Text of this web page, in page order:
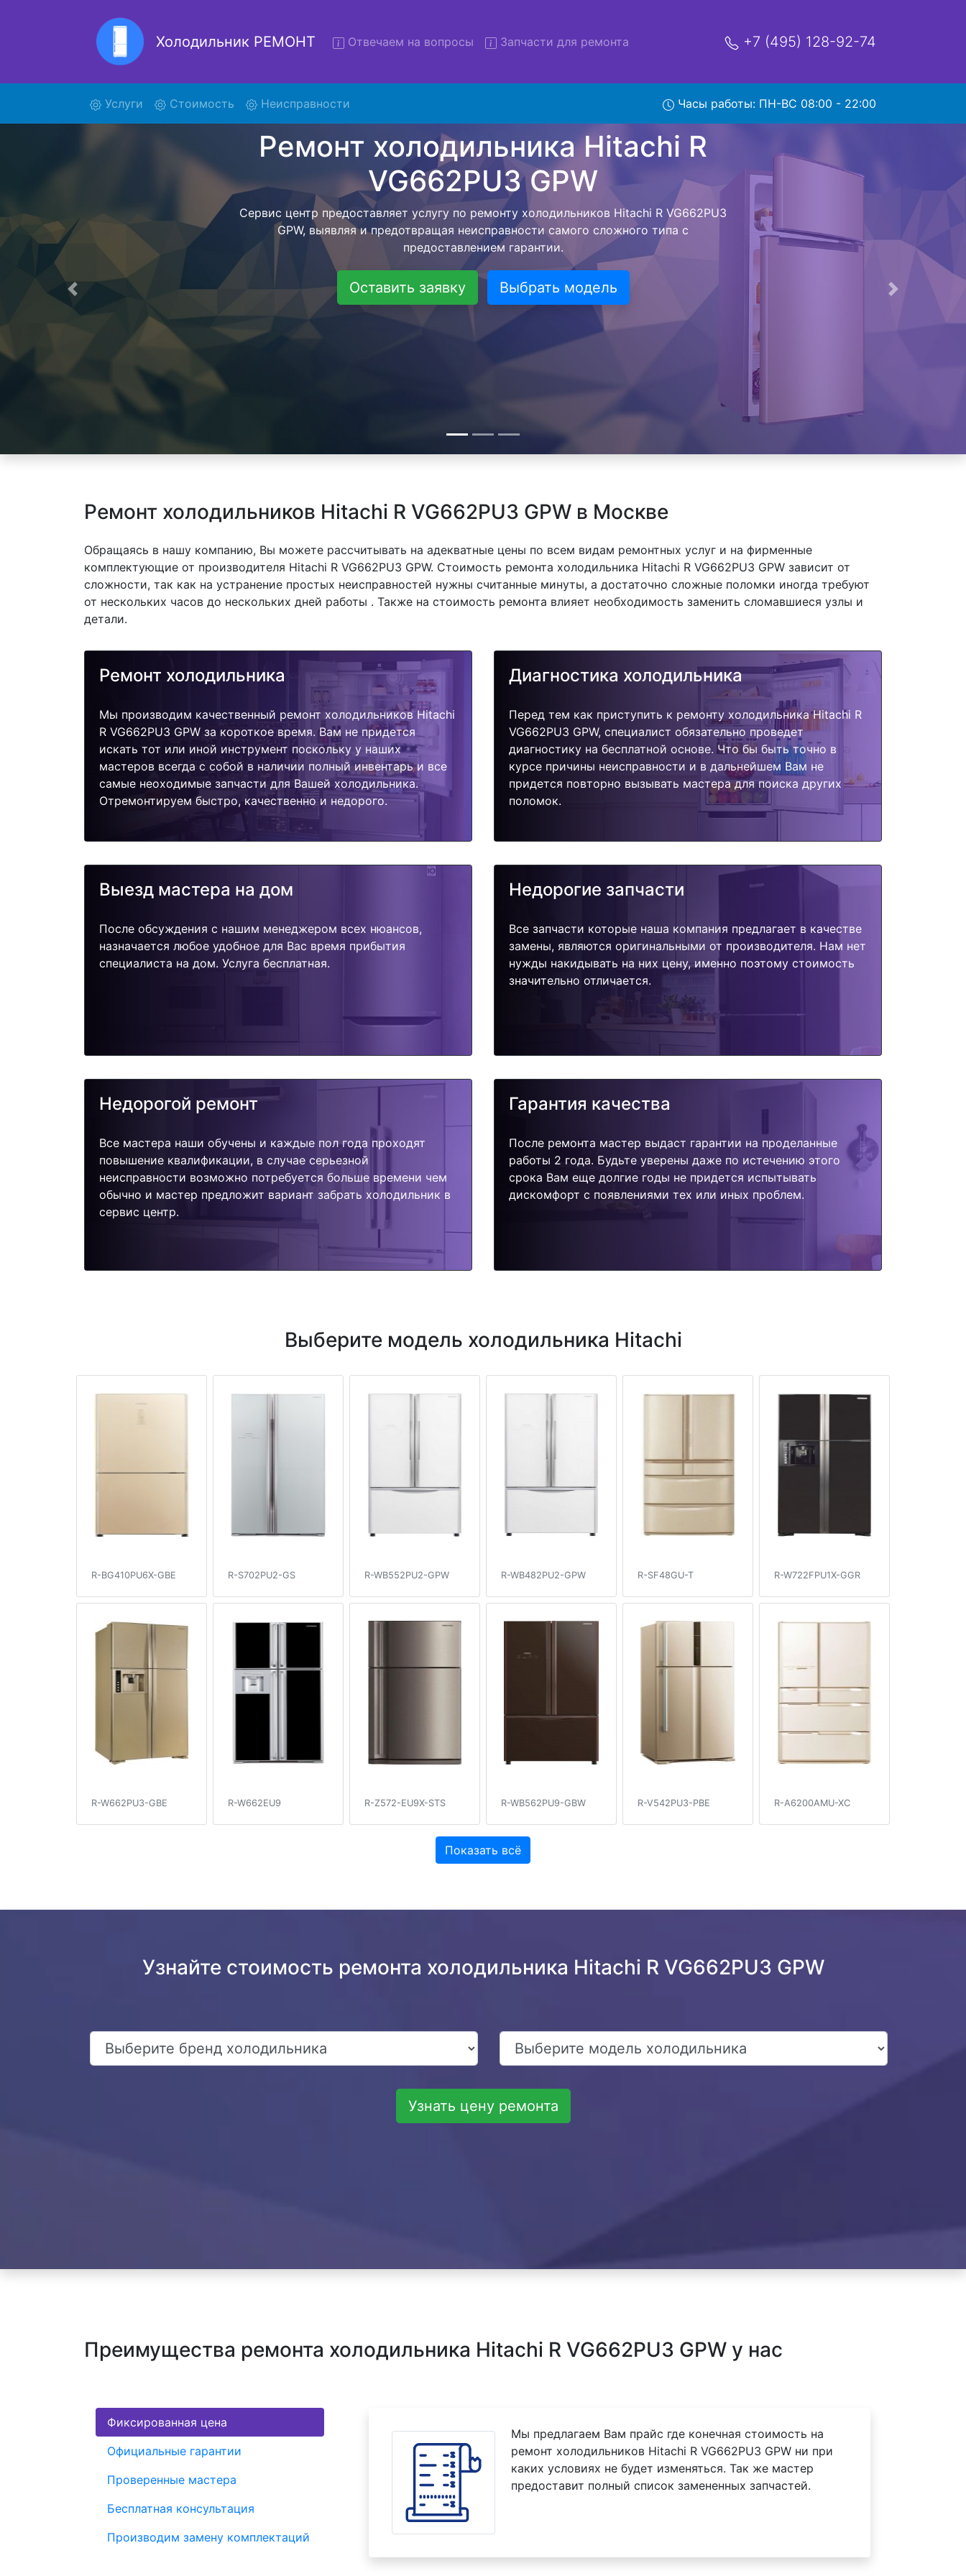
Холодильник РЕМОНТ Отвечаем на вопросы Запчасти для ремонта +7 (495) 128-92-74
Услуги (current)Стоимость Неисправности Часы работы: ПН-ВС 08:00 - 22:00
VG662PU3 GPW с вывозом
Ремонт холодильников с вывозом - чтобы клиент не тратил свое время и деньги на
поиски курьерской службы, наш мастер сам заберет холодильник Hitachi R
VG662PU3 GPW и отвезет в сервисный центр. Ремонт холодильника Hitachi R
VG662PU3 GPW осуществляется внутри сервисного центра, тем самым Вам не
предстоит ожидать мастера как закончит с ремонтом. Перед тем как холодильная
техника сдается, согласовывается конечная стоимость работ и в дальнейшем
фиксируется. Перечень бесплатных услуг от компании - Доставка холодильников ,
выезд специалиста, консультирование и диагностика.
Оставить заявку Выбрать модель
Предыдущая Следующая
Ремонт холодильников Hitachi R VG662PU3 GPW в Москве
Обращаясь в нашу компанию, Вы можете рассчитывать на адекватные цены по всем видам ремонтных услуг и на фирменные
комплектующие от производителя Hitachi R VG662PU3 GPW. Стоимость ремонта холодильника Hitachi R VG662PU3 GPW зависит от
сложности, так как на устранение простых неисправностей нужны считанные минуты, а достаточно сложные поломки иногда требуют
от нескольких часов до нескольких дней работы . Также на стоимость ремонта влияет необходимость заменить сломавшиеся узлы и
детали.
Ремонт холодильника
Мы производим качественный ремонт холодильников Hitachi
R VG662PU3 GPW за короткое время. Вам не придется
искать тот или иной инструмент поскольку у наших
мастеров всегда с собой в наличии полный инвентарь и все
самые неоходимые запчасти для Вашей холодильника.
Отремонтируем быстро, качественно и недорого.
Диагностика холодильника
Перед тем как приступить к ремонту холодильника Hitachi R
VG662PU3 GPW, специалист обязательно проведет
диагностику на бесплатной основе. Что бы быть точно в
курсе причины неисправности и в дальнейшем Вам не
придется повторно вызывать мастера для поиска других
поломок.
Выезд мастера на дом
После обсуждения с нашим менеджером всех нюансов,
назначается любое удобное для Вас время прибытия
специалиста на дом. Услуга бесплатная.
Недорогие запчасти
Все запчасти которые наша компания предлагает в качестве
замены, являются оригинальными от производителя. Нам нет
нужды накидывать на них цену, именно поэтому стоимость
значительно отличается.
Недорогой ремонт
Все мастера наши обучены и каждые пол года проходят
повышение квалификации, в случае серьезной
неисправности возможно потребуется больше времени чем
обычно и мастер предложит вариант забрать холодильник в
сервис центр.
Гарантия качества
После ремонта мастер выдаст гарантии на проделанные
работы 2 года. Будьте уверены даже по истечению этого
срока Вам еще долгие годы не придется испытывать
дискомфорт с появлениями тех или иных проблем.
Выберите модель холодильника Hitachi
R-BG410PU6X-GBE R-S702PU2-GS R-WB552PU2-GPW R-WB482PU2-GPW R-SF48GU-T R-W722FPU1X-GGR
R-W662PU3-GBE R-W662EU9 R-Z572-EU9X-STS R-WB562PU9-GBW R-V542PU3-PBE R-A6200AMU-XC
Показать всё
Узнайте стоимость ремонта холодильника Hitachi R VG662PU3 GPW
Узнать цену ремонта
Преимущества ремонта холодильника Hitachi R VG662PU3 GPW у нас
Фиксированная цена
Официальные гарантии
Проверенные мастера
Бесплатная консультация
Производим замену комплектаций
Мы предлагаем Вам прайс где конечная стоимость на
ремонт холодильников Hitachi R VG662PU3 GPW ни при
каких условиях не будет изменяться. Так же мастер
предоставит полный список замененных запчастей.